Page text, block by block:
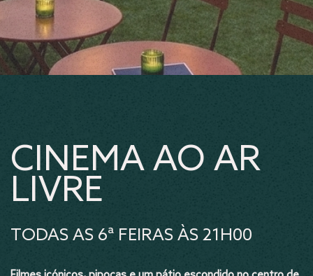
CINEMA AO AR
LIVRE
TODAS AS 6ª FEIRAS ÀS 21H00